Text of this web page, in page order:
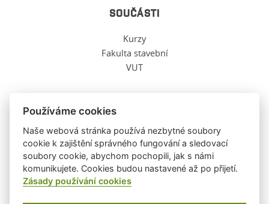
SOUČÁSTI
Kurzy
Fakulta stavební
VUT
O TĚCHTO WWW
Ochrana osobních údajů
O těchto stránkách
Informace o cookies
Používáme cookies
Naše webová stránka používá nezbytné soubory
cookie k zajištění správného fungování a sledovací
soubory cookie, abychom pochopili, jak s námi
komunikujete. Cookies budou nastavené až po přijetí.
Zásady používání cookies